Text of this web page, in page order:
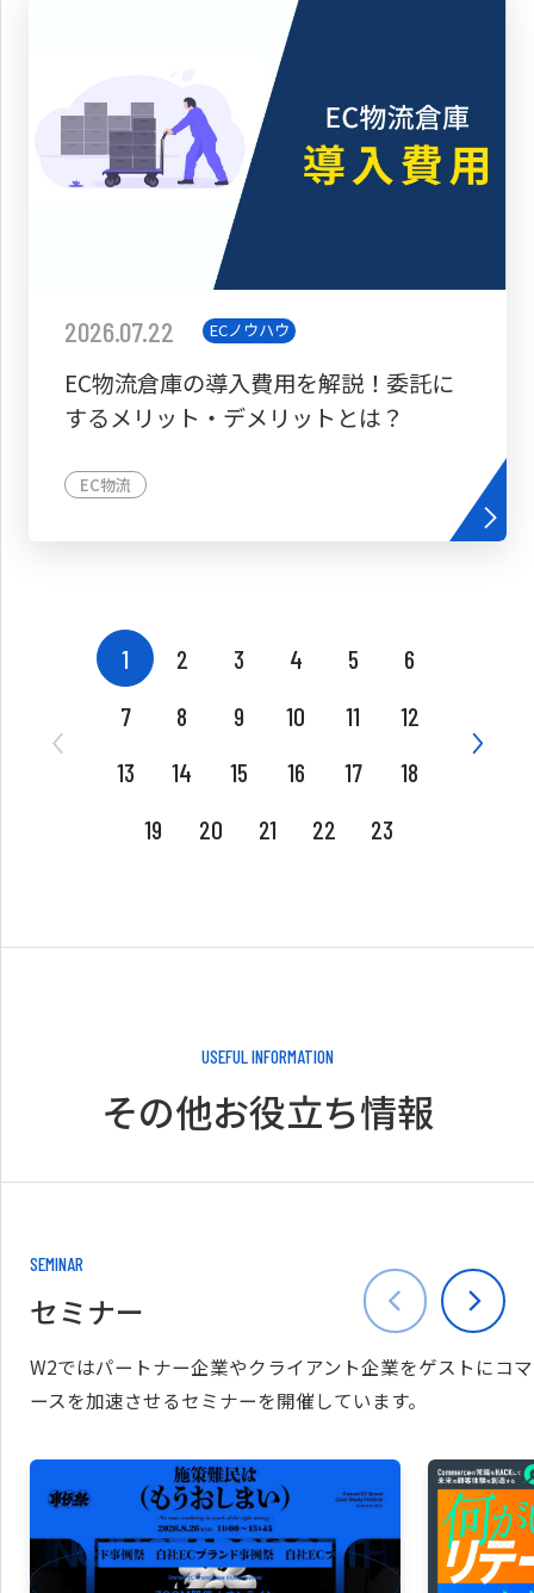
2026.07.22 ECノウハウ
EC物流倉庫の導入費用を解説！委託に
するメリット・デメリットとは？
EC物流
1 2 3 4 5
6
7
8 9 10 11
12
13
14 15 16 17
18
19
20 21 22 23
USEFUL INFORMATION
その他お役立ち情報
SEMINAR
セミナー
W2ではパートナー企業やクライアント企業をゲストにコマ
ースを加速させるセミナーを開催しています。